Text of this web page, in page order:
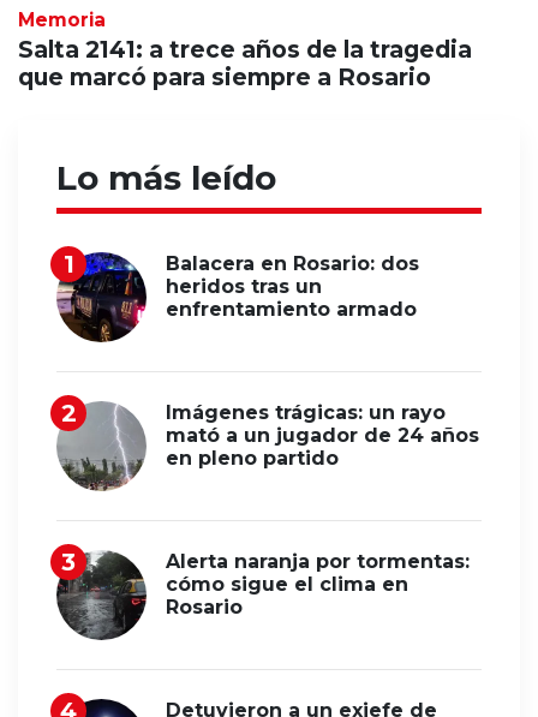
Memoria
Salta 2141: a trece años de la tragedia
que marcó para siempre a Rosario
Lo más leído
Balacera en Rosario: dos
heridos tras un
enfrentamiento armado
Imágenes trágicas: un rayo
mató a un jugador de 24 años
en pleno partido
Alerta naranja por tormentas:
cómo sigue el clima en
Rosario
Detuvieron a un exjefe de